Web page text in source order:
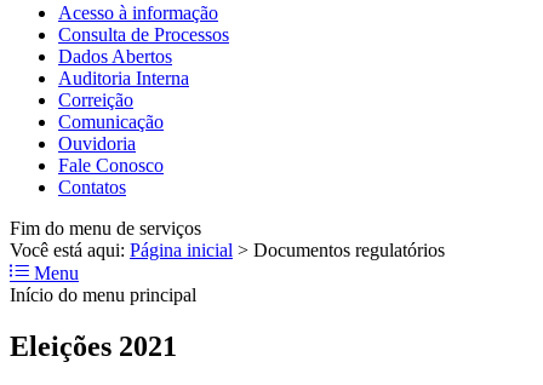
Acesso à informação
Consulta de Processos
Dados Abertos
Auditoria Interna
Correição
Comunicação
Ouvidoria
Fale Conosco
Contatos
Fim do menu de serviços
Você está aqui: Página inicial > Documentos regulatórios
Menu
Início do menu principal
Eleições 2021